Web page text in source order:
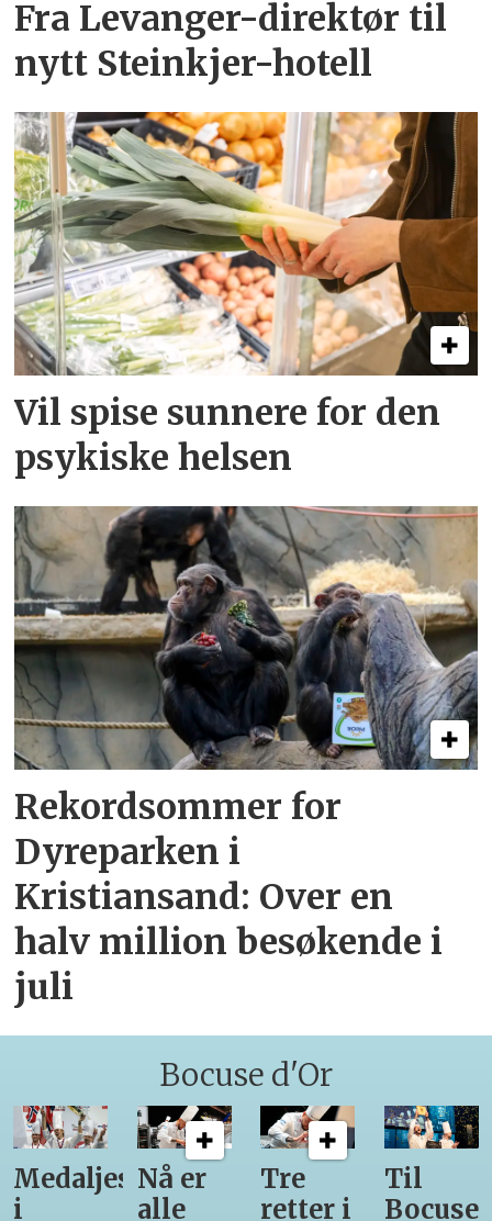
Fra Levanger-direktør til
nytt Steinkjer-hotell
Vil spise sunnere for den
psykiske helsen
Rekordsommer for
Dyreparken i
Kristiansand: Over en
halv million besøkende i
juli
Bocuse d'Or
Medaljestatistikk
i
Nå er
alle
Tre
retter i
Til
Bocuse